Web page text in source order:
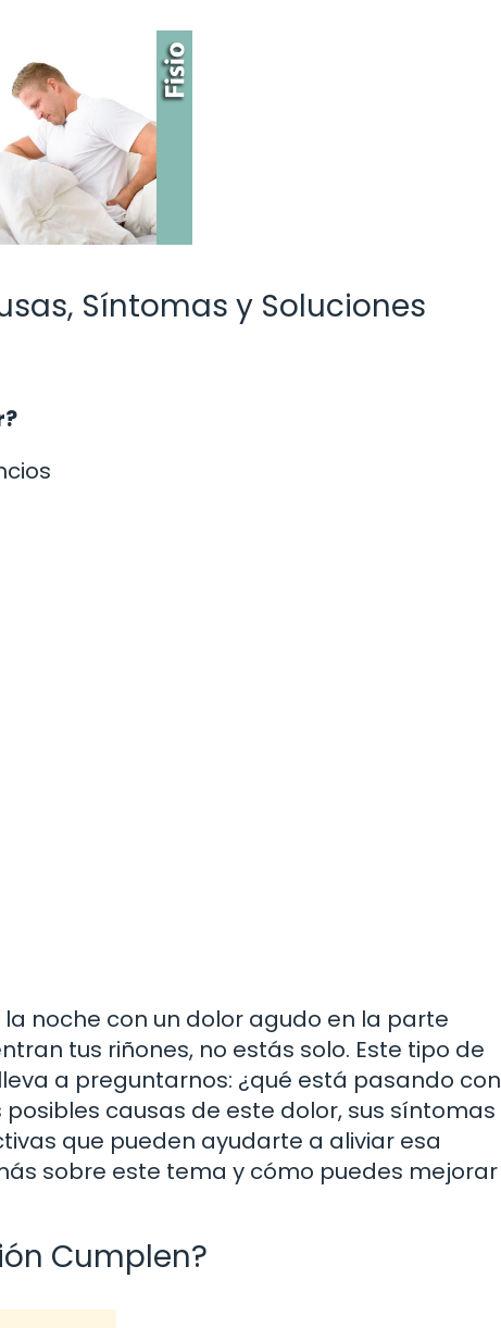
Síntomas y Soluciones
noche con un dolor agudo en la parte
tus riñones, no estás solo. Este tipo de
a preguntarnos: ¿qué está pasando con
causas de este dolor, sus síntomas
que pueden ayudarte a aliviar esa
sobre este tema y cómo puedes mejorar
Cumplen?